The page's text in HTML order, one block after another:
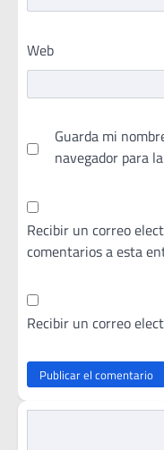
Web
Guarda mi
navegador para
Recibir un correo
comentarios a esta
Recibir un correo